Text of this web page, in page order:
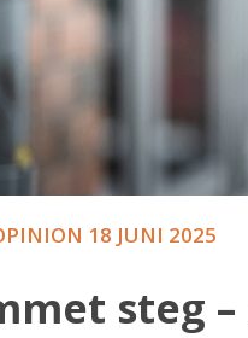
18 JUNI 2025
steg